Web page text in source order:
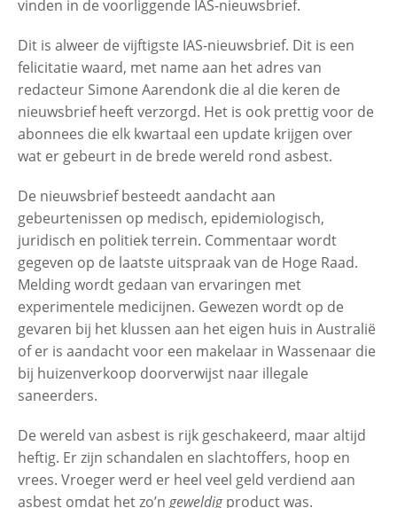
vinden in de voorliggende IAS-nieuwsbrief.
Dit is alweer de vijftigste IAS-nieuwsbrief. Dit is een
felicitatie waard, met name aan het adres van
redacteur Simone Aarendonk die al die keren de
nieuwsbrief heeft verzorgd. Het is ook prettig voor de
abonnees die elk kwartaal een update krijgen over
wat er gebeurt in de brede wereld rond asbest.
De nieuwsbrief besteedt aandacht aan
gebeurtenissen op medisch, epidemiologisch,
juridisch en politiek terrein. Commentaar wordt
gegeven op de laatste uitspraak van de Hoge Raad.
Melding wordt gedaan van ervaringen met
experimentele medicijnen. Gewezen wordt op de
gevaren bij het klussen aan het eigen huis in Australië
of er is aandacht voor een makelaar in Wassenaar die
bij huizenverkoop doorverwijst naar illegale
saneerders.
De wereld van asbest is rijk geschakeerd, maar altijd
heftig. Er zijn schandalen en slachtoffers, hoop en
vrees. Vroeger werd er heel veel geld verdiend aan
asbest omdat het zo’n geweldigproduct was.